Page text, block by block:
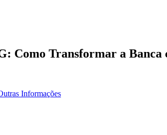
Como Transformar a Banca
Informações